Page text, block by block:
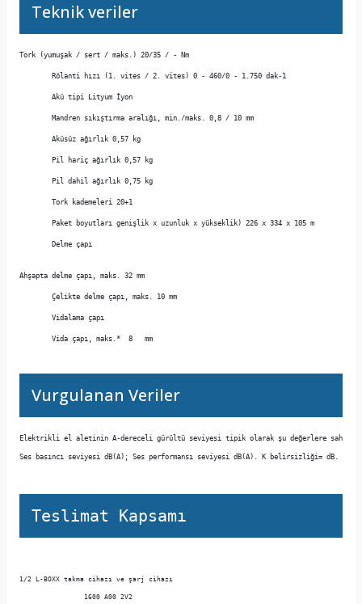
Teknik veriler
Tork (yumuşak / sert / maks.) 20/35 / - Nm
	Rölanti hızı (1. vites / 2. vites) 0 - 460/0 - 1.750 dak-1
	Akü tipi Lityum İyon
	Mandren sıkıştırma aralığı, min./maks. 0,8 / 10 mm
	Aküsüz ağırlık 0,57 kg
	Pil hariç ağırlık 0,57 kg
	Pil dahil ağırlık 0,75 kg
	Tork kademeleri 20+1
	Paket boyutları genişlik x uzunluk x yükseklik) 226 x 334 x 105 m
	Delme çapı
Ahşapta delme çapı, maks. 32 mm
	Çelikte delme çapı, maks. 10 mm
	Vidalama çapı
	Vida çapı, maks.*  8   mm
Vurgulanan Veriler
Elektrikli el aletinin A-dereceli gürültü seviyesi tipik olarak şu değerlere
Ses basıncı seviyesi dB(A); Ses performansı seviyesi dB(A). K belirsizliği= dB.
Teslimat Kapsamı
1/2 L-BOXX takma cihazı ve şarj cihazı
		1600 A00 2V2